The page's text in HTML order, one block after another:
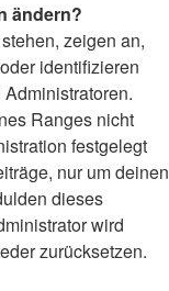
ändern?
zeigen an,
identifizieren
Ranges nicht
festgelegt
nur um deinen
dieses
wird
zurücksetzen.